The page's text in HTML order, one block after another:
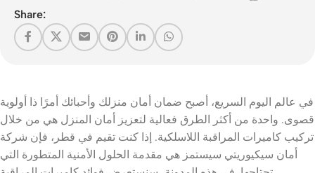
Share:
في عالم اليوم السريع، أصبح ضمان أمان منزلك وأحبائك أمرًا ذا أولوية
قصوى. واحدة من أكثر الطرق فعالية لتعزيز أمان المنزل هي من خلال
تركيب كاميرات المراقبة اللاسلكية. إذا كنت تقيم في قطر، فإن شركة
أمان سيكيوريتي سيستمز هي مقدمة الحلول الأمنية المتطورة التي